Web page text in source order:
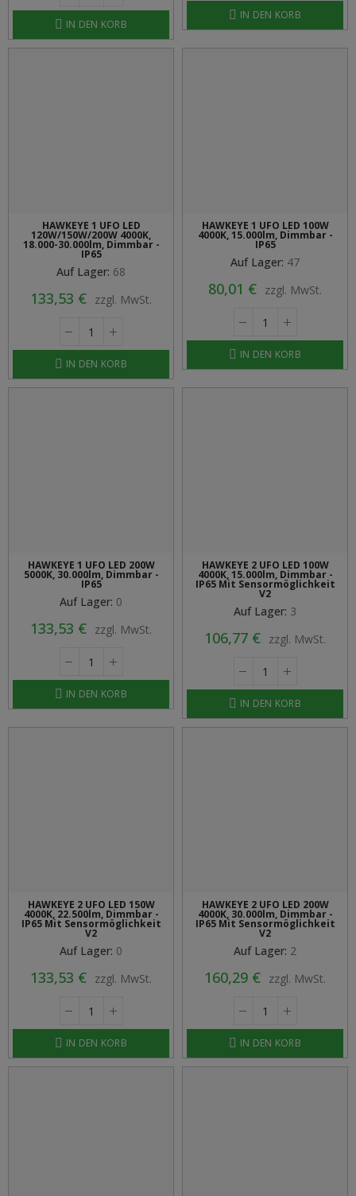
IN DEN KORB
IN DEN KORB
HAWKEYE 1 UFO LED
120W/150W/200W 4000K,
18.000-30.000lm, Dimmbar -
IP65
Auf Lager: 68
133,53 € zzgl. MwSt.
IN DEN KORB
HAWKEYE 1 UFO LED 100W
4000K, 15.000lm, Dimmbar -
IP65
Auf Lager: 47
80,01 € zzgl. MwSt.
IN DEN KORB
HAWKEYE 1 UFO LED 200W
5000K, 30.000lm, Dimmbar -
IP65
Auf Lager: 0
133,53 € zzgl. MwSt.
IN DEN KORB
HAWKEYE 2 UFO LED 100W
4000K, 15.000lm, Dimmbar -
IP65 Mit Sensormöglichkeit
V2
Auf Lager: 3
106,77 € zzgl. MwSt.
IN DEN KORB
HAWKEYE 2 UFO LED 150W
4000K, 22.500lm, Dimmbar -
IP65 Mit Sensormöglichkeit
V2
Auf Lager: 0
133,53 € zzgl. MwSt.
IN DEN KORB
HAWKEYE 2 UFO LED 200W
4000K, 30.000lm, Dimmbar -
IP65 Mit Sensormöglichkeit
V2
Auf Lager: 2
160,29 € zzgl. MwSt.
IN DEN KORB